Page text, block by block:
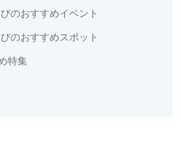
のおすすめイベント
のおすすめスポット
特集